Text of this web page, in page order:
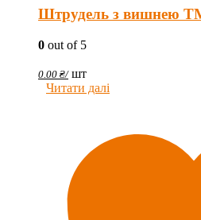
Штрудель з вишнею
0 out of 5
0.00 ₴/ шт
Читати далі